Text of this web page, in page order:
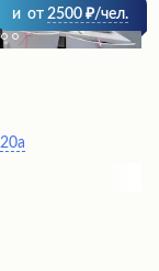
и от 2500 /чел.